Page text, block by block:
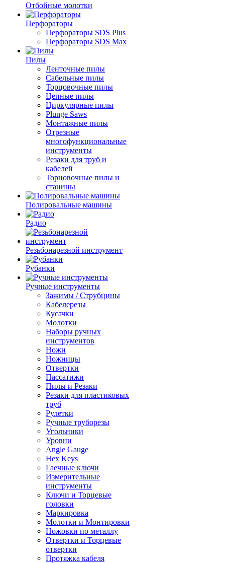
Отбойные молотки
Перфораторы
Перфораторы SDS Plus
Перфораторы SDS Max
Пилы
Ленточные пилы
Сабельные пилы
Торцовочные пилы
Цепные пилы
Циркулярные пилы
Plunge Saws
Монтажные пилы
Отрезные
многофункциональные
инструменты
Резаки для труб и
кабелей
Торцовочные пилы и
станины
Полировальные машины
Радио
Резьбонарезной инструмент
Рубанки
Ручные инструменты
Зажимы / Струбцины
Кабелерезы
Кусачки
Молотки
Наборы ручных
инструментов
Ножи
Ножницы
Отвертки
Пассатижи
Пилы и Резаки
Резаки для пластиковых
труб
Рулетки
Ручные труборезы
Угольники
Уровни
Angle Gauge
Hex Keys
Гаечные ключи
Измерительные
инструменты
Ключи и Торцевые
головки
Маркировка
Молотки и Монтировки
Ножовки по металлу
Отвертки и Торцевые
отвертки
Протяжка кабеля